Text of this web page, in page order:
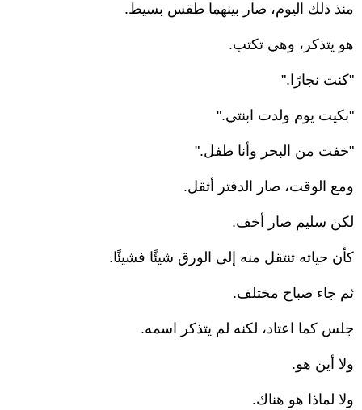
منذ ذلك اليوم، صار بينهما طقس بسيط.
هو يتذكر، وهي تكتب.
"كنت نجارًا."
"بكيت يوم ولدت ابنتي."
"خفت من البحر وأنا طفل."
ومع الوقت، صار الدفتر أثقل.
لكن سليم صار أخف.
كأن حياته تنتقل منه إلى الورق شيئًا فشيئًا.
ثم جاء صباح مختلف.
جلس كما اعتاد، لكنه لم يتذكر اسمه.
ولا أين هو.
ولا لماذا هو هناك.